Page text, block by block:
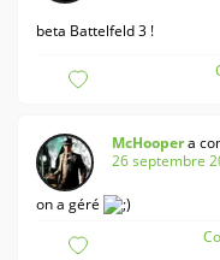
beta Battelfeld 3 !
McHoopera
26 septembre
on a géré